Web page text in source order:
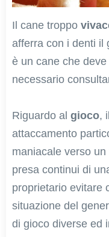
Il cane troppo
afferra con i denti il
è un cane che
necessario
Riguardo al gioco,
attaccamento
maniacale verso
presa continui di
proprietario evitare
situazione del
di gioco diverse ed